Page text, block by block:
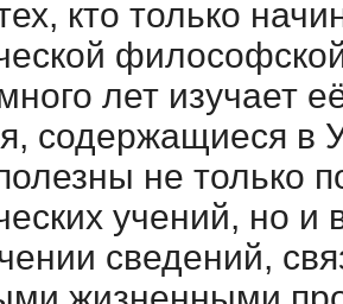
кто только
лет изучает
содержащиеся
не только
учений, но
сведений,